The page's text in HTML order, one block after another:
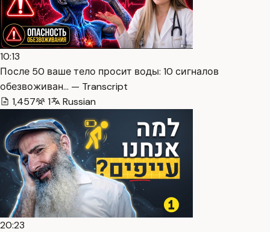
10:13
После 50 ваше тело просит воды: 10 сигналов
обезвоживан… — Transcript
1,457
1 Russian
20:23